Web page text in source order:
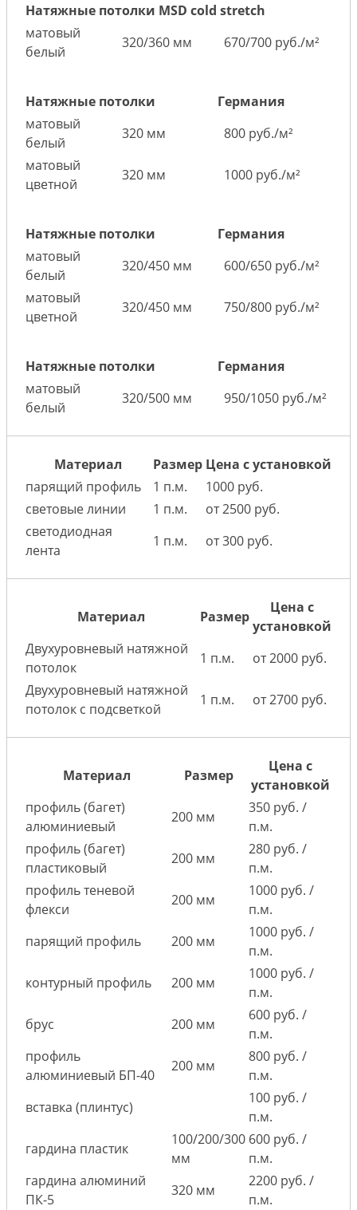
Натяжные потолки MSD cold stretch
матовый
белый
320/360 мм 670/700 руб./м²
Натяжные потолки
Германия
матовый
белый
320 мм
800 руб./м²
матовый
цветной
320 мм 1000 руб./м²
Натяжные потолки
Германия
матовый
белый
320/450 мм
600/650 руб./м²
матовый
цветной
320/450 мм 750/800 руб./м²
Натяжные потолки
Германия
матовый
белый
320/500 мм 950/1050 руб./м²
Материал Размер Цена с установкой
парящий профиль
1 п.м.
1000 руб.
световые линии
1 п.м.
от 2500 руб.
светодиодная
лента
1 п.м. от 300 руб.
Материал Размер
Цена с
установкой
Двухуровневый натяжной
потолок
1 п.м.
от 2000 руб.
Двухуровневый натяжной
потолок с подсветкой
1 п.м. от 2700 руб.
Материал Размер
Цена с
установкой
профиль (багет)
алюминиевый
200 мм
350 руб. /
п.м.
профиль (багет)
пластиковый
200 мм
280 руб. /
п.м.
профиль теневой
флекси
200 мм
1000 руб. /
п.м.
парящий профиль
200 мм
1000 руб. /
п.м.
контурный профиль
200 мм
1000 руб. /
п.м.
брус
200 мм
600 руб. /
п.м.
профиль
алюминиевый БП-40
200 мм
800 руб. /
п.м.
вставка (плинтус)
100 руб. /
п.м.
гардина пластик
100/200/300
мм
600 руб. /
п.м.
гардина алюминий
ПК-5
320 мм
2200 руб. /
п.м.